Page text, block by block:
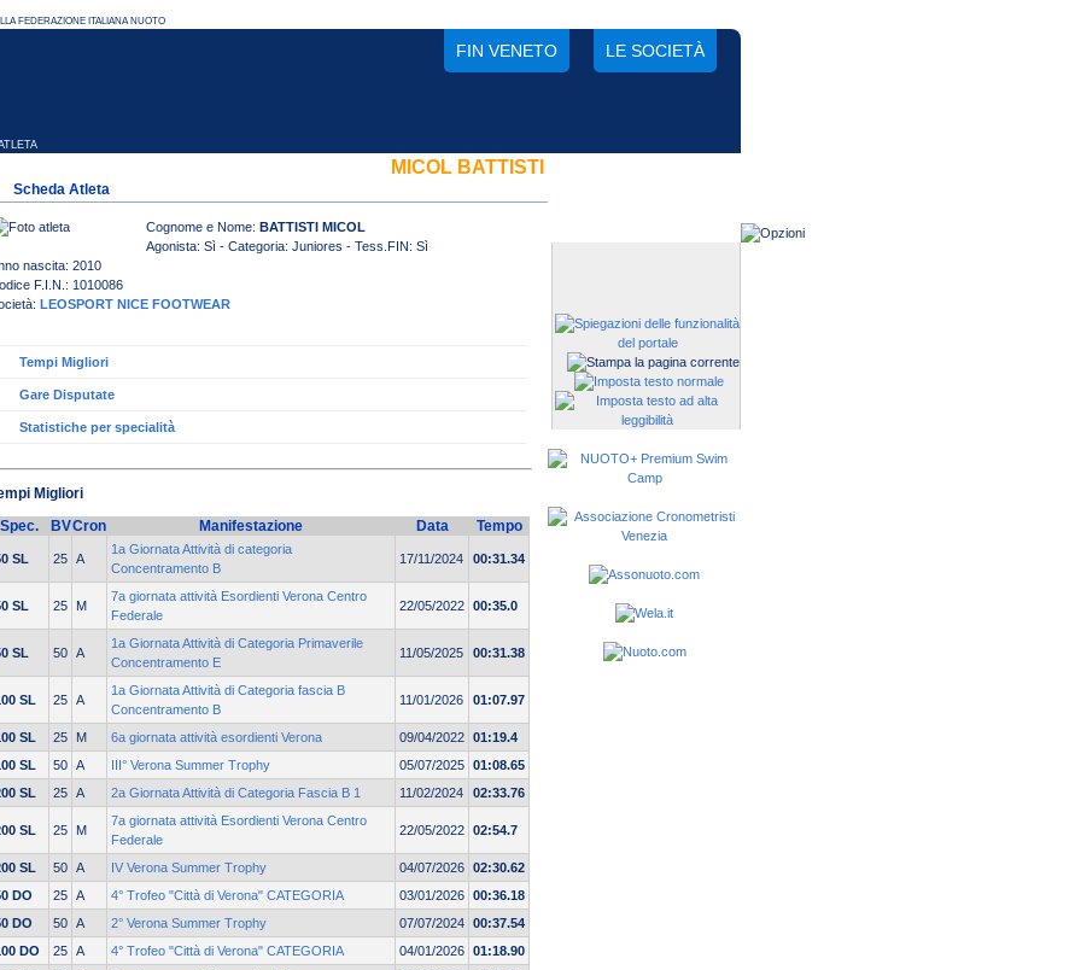
FIN VENETO LE SOCIETÀ
MICOL BATTISTI
Scheda Atleta
Cognome e Nome: BATTISTI MICOL
Agonista: Sì - Categoria: Juniores - Tess.FIN: Sì
nascita: 2010
F.I.N.: 1010086
LEOSPORT NICE FOOTWEAR
Tempi Migliori
Gare Disputate
Statistiche per specialità
Migliori
Spec.
BVCron Manifestazione Data Tempo
SL 25 A
1a Giornata Attività di categoria
Concentramento B
17/11/2024 00:31.34
SL 25 M
7a giornata attività Esordienti Verona Centro
Federale
22/05/2022 00:35.0
SL 50 A
1a Giornata Attività di Categoria Primaverile
Concentramento E
11/05/2025 00:31.38
SL 25 A
1a Giornata Attività di Categoria fascia B
Concentramento B
11/01/2026 01:07.97
SL 25 M 6a giornata attività esordienti Verona 09/04/2022 01:19.4
SL
50 A III° Verona Summer Trophy 05/07/2025 01:08.65
SL
25 A 2a Giornata Attività di Categoria Fascia B 1 11/02/2024 02:33.76
SL 25 M
7a giornata attività Esordienti Verona Centro
Federale
22/05/2022 02:54.7
SL 50 A IV Verona Summer Trophy 04/07/2026 02:30.62
DO
25 A 4° Trofeo "Città di Verona" CATEGORIA 03/01/2026 00:36.18
DO
50 A 2° Verona Summer Trophy 07/07/2024 00:37.54
DO
25 A 4° Trofeo "Città di Verona" CATEGORIA 04/01/2026 01:18.90